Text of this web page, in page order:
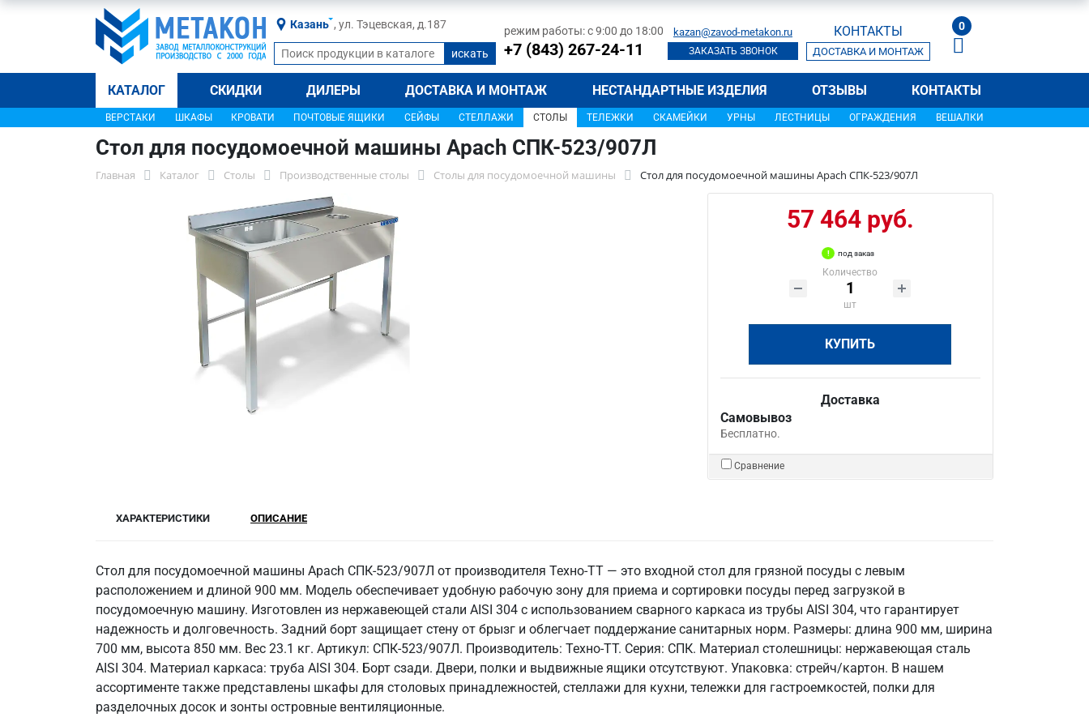
Казань , ул. Тэцевская, д.187 режим работы: с 9:00 до 18:00
+7 (843) 267-24-11
kazan@zavod-metakon.ru
ЗАКАЗАТЬ ЗВОНОК
КОНТАКТЫ
ДОСТАВКА И МОНТАЖ
0
КАТАЛОГ СКИДКИ ДИЛЕРЫ ДОСТАВКА И МОНТАЖ НЕСТАНДАРТНЫЕ ИЗДЕЛИЯ ОТЗЫВЫ КОНТАКТЫ
ВЕРСТАКИ ШКАФЫ КРОВАТИ ПОЧТОВЫЕ ЯЩИКИ СЕЙФЫ СТЕЛЛАЖИ СТОЛЫ ТЕЛЕЖКИ СКАМЕЙКИ УРНЫ ЛЕСТНИЦЫ ОГРАЖДЕНИЯ ВЕШАЛКИ
Стол для посудомоечной машины Apach СПК-523/907Л
Главная Каталог Столы Производственные столы Столы для посудомоечной машины Стол для посудомоечной машины Apach СПК-523/907Л
57 464 руб.
под заказ
Количество
шт
КУПИТЬ
Доставка
Самовывоз
Бесплатно.
Сравнение
ХАРАКТЕРИСТИКИ ОПИСАНИЕ
Стол для посудомоечной машины Apach СПК-523/907Л от производителя Техно-ТТ — это входной стол для грязной посуды с левым
расположением и длиной 900 мм. Модель обеспечивает удобную рабочую зону для приема и сортировки посуды перед загрузкой в
посудомоечную машину. Изготовлен из нержавеющей стали AISI 304 с использованием сварного каркаса из трубы AISI 304, что гарантирует
надежность и долговечность. Задний борт защищает стену от брызг и облегчает поддержание санитарных норм. Размеры: длина 900 мм, ширина
700 мм, высота 850 мм. Вес 23.1 кг. Артикул: СПК-523/907Л. Производитель: Техно-ТТ. Серия: СПК. Материал столешницы: нержавеющая сталь
AISI 304. Материал каркаса: труба AISI 304. Борт сзади. Двери, полки и выдвижные ящики отсутствуют. Упаковка: стрейч/картон. В нашем
ассортименте также представлены шкафы для столовых принадлежностей, стеллажи для кухни, тележки для гастроемкостей, полки для
разделочных досок и зонты островные вентиляционные.